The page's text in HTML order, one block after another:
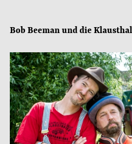
Bob Beeman und die